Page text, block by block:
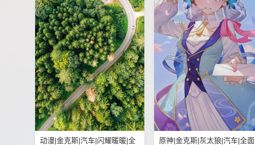
动漫|金克斯|汽车|闪耀暖暖|全
原神|金克斯|灰太狼|汽车|全面